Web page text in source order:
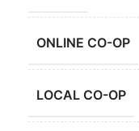
ONLINE CO-OP
LOCAL CO-OP